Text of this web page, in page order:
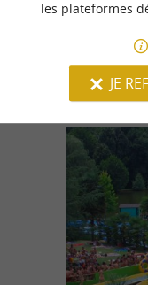
les plateformes
JE